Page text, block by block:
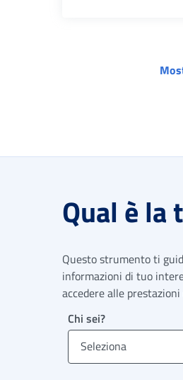
Qual è la
Questo strumento ti
informazioni di tuo
accedere alle
Chi sei?
Seleziona